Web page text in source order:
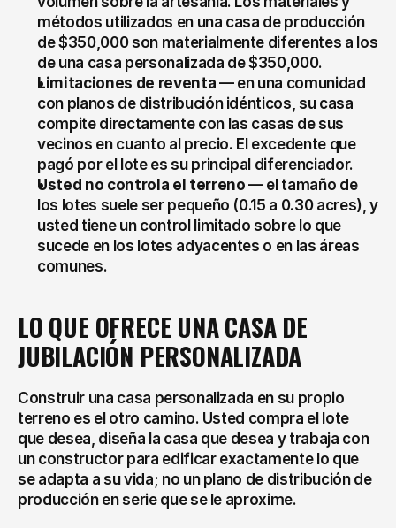
métodos utilizados en una casa de producción
de $350,000 son materialmente diferentes a los
de una casa personalizada de $350,000.
Limitaciones de reventa — en una comunidad
con planos de distribución idénticos, su casa
compite directamente con las casas de sus
vecinos en cuanto al precio. El excedente que
pagó por el lote es su principal diferenciador.
Usted no controla el terreno — el tamaño de
los lotes suele ser pequeño (0.15 a 0.30 acres), y
usted tiene un control limitado sobre lo que
sucede en los lotes adyacentes o en las áreas
comunes.
LO QUE OFRECE UNA CASA DE
JUBILACIÓN PERSONALIZADA
Construir una casa personalizada en su propio
terreno es el otro camino. Usted compra el lote
que desea, diseña la casa que desea y trabaja con
un constructor para edificar exactamente lo que
se adapta a su vida; no un plano de distribución de
producción en serie que se le aproxime.